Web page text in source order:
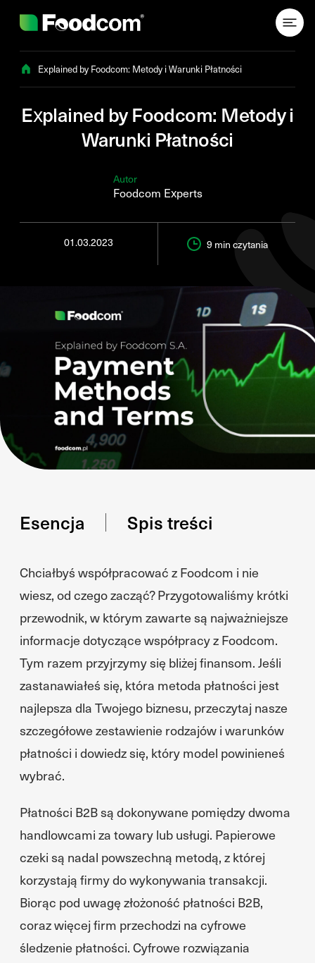
Explained by Foodcom: Metody i Warunki Płatności
Explained by Foodcom: Metody i
Warunki Płatności
Autor
Foodcom Experts
01.03.2023 9 min czytania
Esencja Spis treści
Chciałbyś współpracować z Foodcom i nie
wiesz, od czego zacząć? Przygotowaliśmy krótki
przewodnik, w którym zawarte są najważniejsze
informacje dotyczące współpracy z Foodcom.
Tym razem przyjrzymy się bliżej finansom. Jeśli
zastanawiałeś się, która metoda płatności jest
najlepsza dla Twojego biznesu, przeczytaj nasze
szczegółowe zestawienie rodzajów i warunków
płatności i dowiedz się, który model powinieneś
wybrać.
Płatności B2B są dokonywane pomiędzy dwoma
handlowcami za towary lub usługi. Papierowe
czeki są nadal powszechną metodą, z której
korzystają firmy do wykonywania transakcji.
Biorąc pod uwagę złożoność płatności B2B,
coraz więcej firm przechodzi na cyfrowe
śledzenie płatności. Cyfrowe rozwiązania